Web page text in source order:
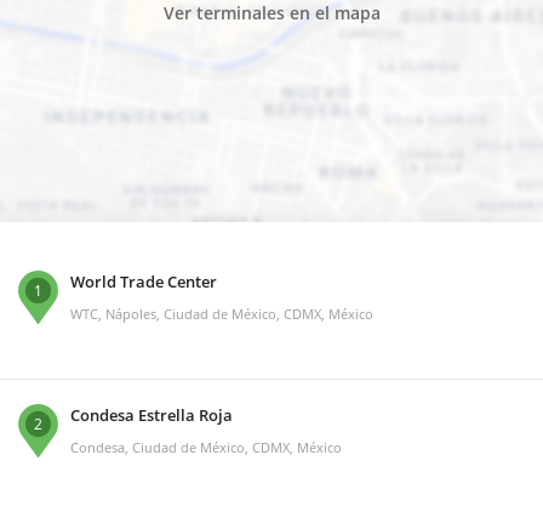
Ver terminales en el mapa
1 World Trade Center
WTC, Nápoles, Ciudad de México, CDMX, México
2 Condesa Estrella Roja
Condesa, Ciudad de México, CDMX, México